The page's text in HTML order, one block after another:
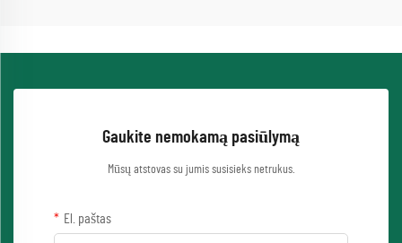
Gaukite nemokamą pasiūlymą
Mūsų atstovas su jumis susisieks netrukus.
El. paštas